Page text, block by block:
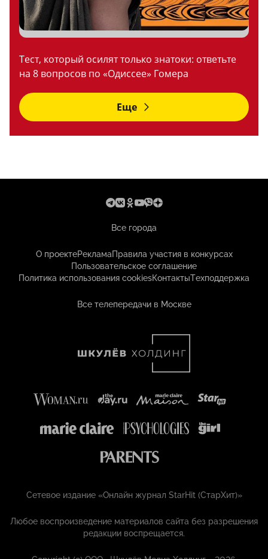
Тест, который осилят только знатоки: ответьте
на 8 вопросов по «Одиссее» Гомера
Еще
Все города
О проектеРекламаПравила участия в конкурсах
Пользовательское соглашение
Политика использования cookiesКонтактыТехподдержка
Все телепередачи в Москве
Сетевое издание «Онлайн журнал StarHit (СтарХит)»
Любое воспроизведение материалов сайта без разрешения
редакции воспрещается.